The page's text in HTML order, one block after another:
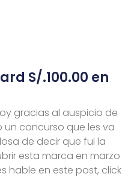
S/.100.00 en
gracias al auspicio de
un concurso que les va
de decir que fui la
esta marca en marzo
hable en este post, click